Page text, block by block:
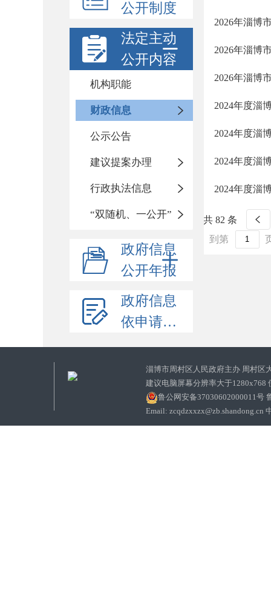
公开制度
法定主动
公开内容
机构职能
财政信息
公示公告
建议提案办理
行政执法信息
“双随机、一公开”
政府信息
公开年报
政府信息
依申请公开
2026年淄博
2026年淄博
2026年淄博
2024年度淄
2024年度淄
2024年度淄
2024年度淄
共 82 条
到第
淄博市周村区人民政府主办 周村区
建议电脑屏幕分辨率大于1280x768
鲁公网安备37030602000011号
Email: zcqdzxxzx@zb.shandong.cn